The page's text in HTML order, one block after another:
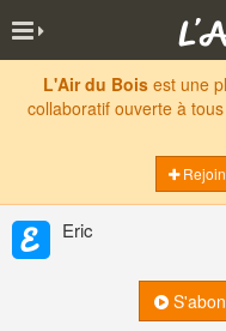
L'Air du Boisest une
collaboratif ouverte à
Eric